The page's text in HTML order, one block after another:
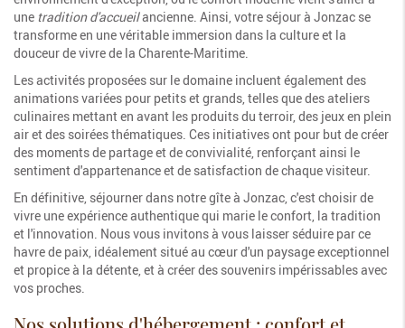
une tradition d'accueilancienne. Ainsi, votre séjour à Jonzac se
transforme en une véritable immersion dans la culture et la
douceur de vivre de la Charente-Maritime.
Les activités proposées sur le domaine incluent également des
animations variées pour petits et grands, telles que des ateliers
culinaires mettant en avant les produits du terroir, des jeux en plein
air et des soirées thématiques. Ces initiatives ont pour but de créer
des moments de partage et de convivialité, renforçant ainsi le
sentiment d'appartenance et de satisfaction de chaque visiteur.
En définitive, séjourner dans notre gîte à Jonzac, c'est choisir de
vivre une expérience authentique qui marie le confort, la tradition
et l'innovation. Nous vous invitons à vous laisser séduire par ce
havre de paix, idéalement situé au cœur d'un paysage exceptionnel
et propice à la détente, et à créer des souvenirs impérissables avec
vos proches.